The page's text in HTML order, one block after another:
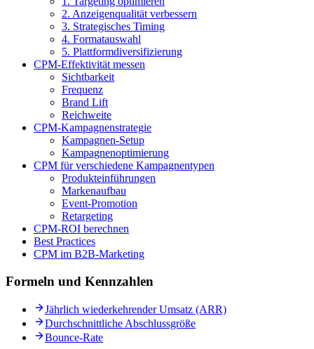
2. Anzeigenqualität verbessern
3. Strategisches Timing
4. Formatauswahl
5. Plattformdiversifizierung
CPM-Effektivität messen
Sichtbarkeit
Frequenz
Brand Lift
Reichweite
CPM-Kampagnenstrategie
Kampagnen-Setup
Kampagnenoptimierung
CPM für verschiedene Kampagnentypen
Produkteinführungen
Markenaufbau
Event-Promotion
Retargeting
CPM-ROI berechnen
Best Practices
CPM im B2B-Marketing
Formeln und Kennzahlen
Jährlich wiederkehrender Umsatz (ARR)
Durchschnittliche Abschlussgröße
Bounce-Rate